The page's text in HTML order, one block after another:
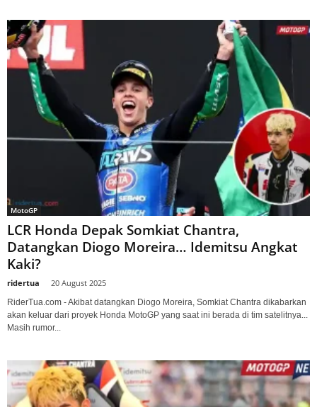
MotoGP
LCR Honda Depak Somkiat Chantra,
Datangkan Diogo Moreira… Idemitsu Angkat
Kaki?
ridertua 20 August 2025
RiderTua.com - Akibat datangkan Diogo Moreira, Somkiat Chantra dikabarkan
akan keluar dari proyek Honda MotoGP yang saat ini berada di tim satelitnya...
Masih rumor...